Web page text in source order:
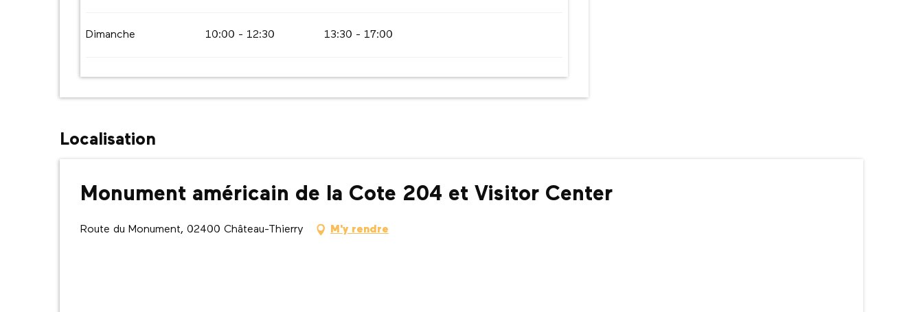
Dimanche 10:00 - 12:30 13:30 - 17:00
Localisation
Monument américain de la Cote 204 et Visitor Center
Route du Monument, 02400 Château-Thierry M'y rendre